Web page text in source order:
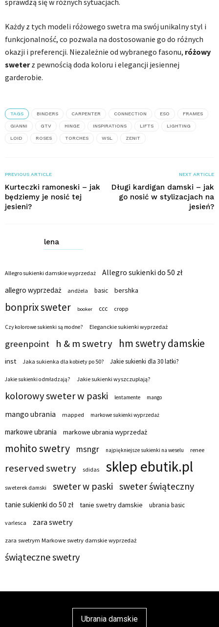
sprawdzą się w różnych sytuacjach.
Każdy z tych modeli różowego swetra ma swój unikalny styl i
funkcjonalność, co pozwala na dostosowanie go do różnych
okazji i preferencji. Niezależnie od wybranego fasonu, różowy
sweterz pewnością doda koloru i elegancji jesiennej
garderobie.
TAGS BINDERS CARPENTER CONNECTION ESO FRAMES
GIANNI GTV HINGE INSPIRATIONS LIFTS LIGHTING
LOID ROSES TORCHES WSL ZENIT
PREVIOUS ARTICLE
Kurteczki ramoneski – jak
będziemy je nosić tej
jesieni?
NEXT ARTICLE
Długi kardigan damski – jak
go nosić w stylizacjach na
jesień?
lena
Allegro sukienki damskie wyprzedaż
Allegro sukienki do 50 zł
allegro wyprzedaż
andżela basic bershka
bonprix sweter booker ccc cropp
Czy kolorowe sukienki są modne? Eleganckie sukienki wyprzedaż
greenpoint h & m swetry hm swetry damskie
inst Jaka sukienka dla kobiety po 50? Jakie sukienki dla 30 latki?
Jakie sukienki odmładzają? Jakie sukienki wyszczuplają?
kolorowy sweter w paski lentamente mango
mango ubrania mapped markowe sukienki wyprzedaż
markowe ubrania markowe ubrania wyprzedaż
mohito swetry msngr najpiękniejsze sukienki na weselu renee
reserved swetry sdidas sklep ebutik.pl
sweterek damski sweter w paski sweter świąteczny
tanie sukienki do 50 zł tanie swetry damskie ubrania basic
varlesca zara swetry
zara swetrym Markowe swetry damskie wyprzedaż
świąteczne swetry
Ubrania damskie